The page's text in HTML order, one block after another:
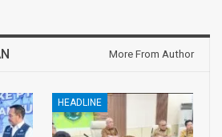
More From Author
HEADLINE